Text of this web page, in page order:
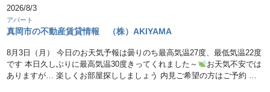
2026/8/3
アパート
真岡市の不動産賃貸情報 （株）AKIYAMA
8月3日（月） 今日のお天気予報は曇りのち最高気温27度、最低気温22度
です 本日久しぶりに最高気温30度きってくれました～
お天気不安では
ありますが… 楽しくお部屋探ししましょう 内見ご希望の方はご予約 …